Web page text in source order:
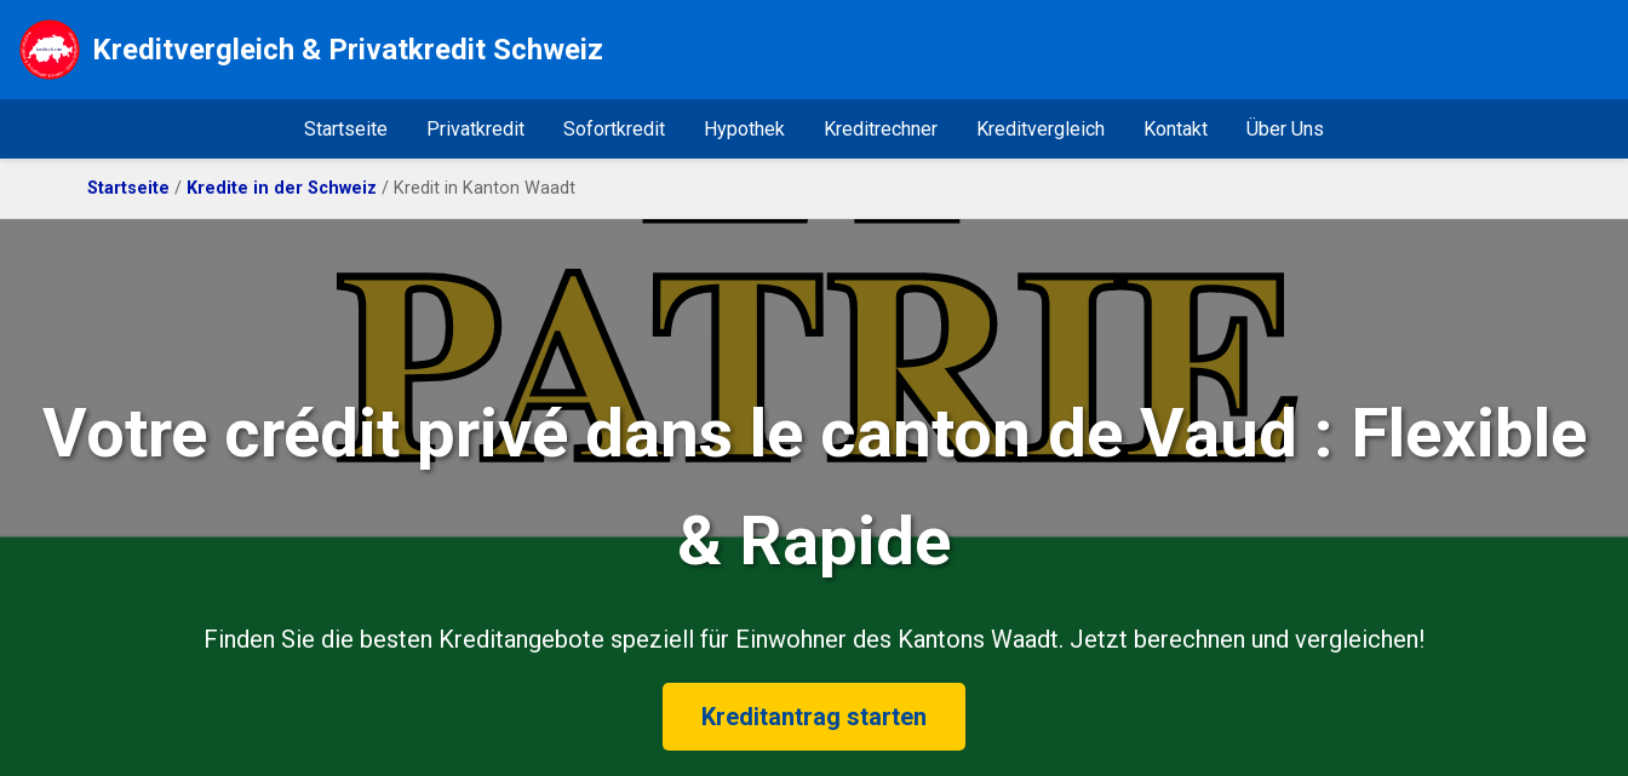
Kreditvergleich & Privatkredit Schweiz
Startseite Privatkredit Sofortkredit Hypothek Kreditrechner Kreditvergleich Kontakt Über Uns
Startseite / Kredite in der Schweiz / Kredit in Kanton Waadt
Votre crédit privé dans le canton de Vaud : Flexible
& Rapide
Finden Sie die besten Kreditangebote speziell für Einwohner des Kantons Waadt. Jetzt berechnen und vergleichen!
Kreditantrag starten